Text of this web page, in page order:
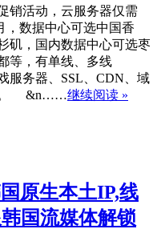
销活动，云服务器仅需
，数据中心可选中国香
矶，国内数据中心可选枣
等，有单线、多线
服务器、SSL、CDN、域
。 &n……继续阅读 »
原生本土IP,线
国流媒体解锁